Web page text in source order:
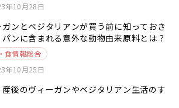
年10月28日
ガンとベジタリアンが買う前に知っておき
パンに含まれる意外な動物由来原料とは？
食情報総合
年10月25日
産後のヴィーガンやベジタリアン生活のす